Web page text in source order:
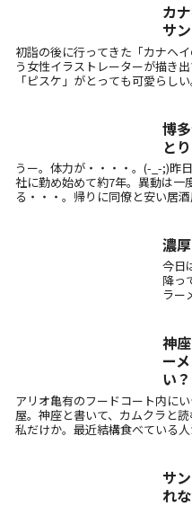
カ
サ
初詣の後に行ってきた「カナヘ
う女性イラストレーターが描き
「ピスケ」がとっても可愛らし
博
と
うー。体力が・・・・。(-_-;)昨
社に勤め始めて約7年。異動は一
る・・・。帰りに同僚と安い居
濃
今日
降っ
ラー
み
ら
は派
神
ー
い？
アリオ亀有のフードコート内に
屋。神座と書いて、カムクラと
私だけか。最近結構食べている
サ
れ